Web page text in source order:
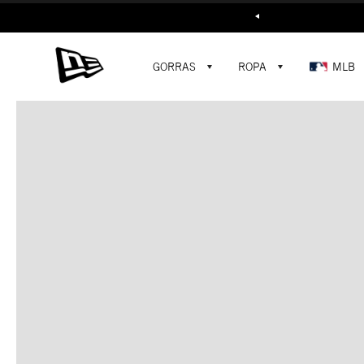
Buscar...
GORRAS ROPA MLB